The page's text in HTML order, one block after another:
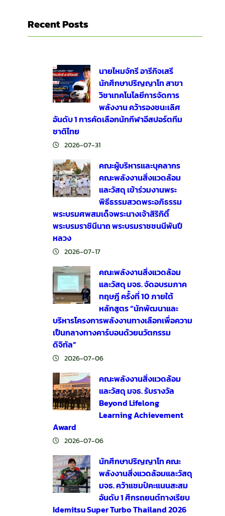
Recent Posts
นายไหมจักรี อารีกิจเสรี
นักศึกษาปริญญาโท สาขา
วิชาเทคโนโลยีการจัดการ
พลังงาน คว้ารองชนะเลิศ
อันดับ 1 การคัดเลือกนักกีฬาอีสปอร์ตทีม
ชาติไทย
2026-07-31
คณะผู้บริหารและบุคลากร
คณะพลังงานสิ่งแวดล้อม
และวัสดุ เข้าร่วมงานพระ
พิธีธรรมสวดพระอภิธรรม
พระบรมศพสมเด็จพระนางเจ้าสิริกิติ์
พระบรมราชินีนาถ พระบรมราชชนนีพันปี
หลวง
2026-07-17
คณะพลังงานสิ่งแวดล้อม
และวัสดุ มจธ. จัดอบรมภาค
ทฤษฎี ครั้งที่ 10 ภายใต้
หลักสูตร “นักพัฒนาและ
บริหารโครงการพลังงานทางเลือกเพื่อความ
เป็นกลางทางคาร์บอนด้วยนวัตกรรม
ดิจิทัล”
2026-07-06
คณะพลังงานสิ่งแวดล้อม
และวัสดุ มจธ. รับรางวัล
Beyond Lifelong
Learning Achievement
Award
2026-07-06
นักศึกษาปริญญาโท คณะ
พลังงานสิ่งแวดล้อมและวัสดุ
มจธ. คว้าแชมป์คะแนนสะสม
อันดับ 1 ศึกรถยนต์ทางเรียบ
Idemitsu Super Turbo Thailand 2026